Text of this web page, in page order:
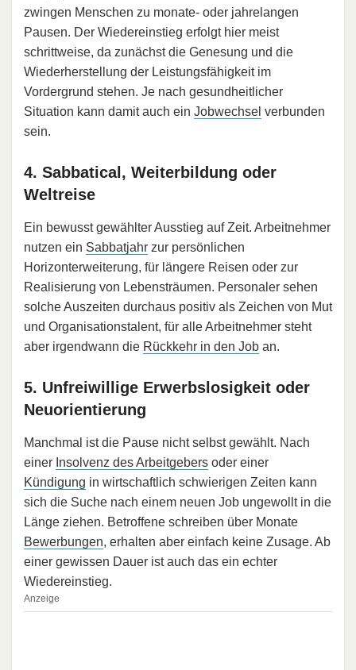
zwingen Menschen zu monate- oder jahrelangen
Pausen. Der Wiedereinstieg erfolgt hier meist
schrittweise, da zunächst die Genesung und die
Wiederherstellung der Leistungsfähigkeit im
Vordergrund stehen. Je nach gesundheitlicher
Situation kann damit auch ein Jobwechsel verbunden
sein.
4. Sabbatical, Weiterbildung oder
Weltreise
Ein bewusst gewählter Ausstieg auf Zeit. Arbeitnehmer
nutzen ein Sabbatjahr zur persönlichen
Horizonterweiterung, für längere Reisen oder zur
Realisierung von Lebensträumen. Personaler sehen
solche Auszeiten durchaus positiv als Zeichen von Mut
und Organisationstalent, für alle Arbeitnehmer steht
aber irgendwann die Rückkehr in den Job an.
5. Unfreiwillige Erwerbslosigkeit oder
Neuorientierung
Manchmal ist die Pause nicht selbst gewählt. Nach
einer Insolvenz des Arbeitgebers oder einer
Kündigung in wirtschaftlich schwierigen Zeiten kann
sich die Suche nach einem neuen Job ungewollt in die
Länge ziehen. Betroffene schreiben über Monate
Bewerbungen, erhalten aber einfach keine Zusage. Ab
einer gewissen Dauer ist auch das ein echter
Wiedereinstieg.
Anzeige